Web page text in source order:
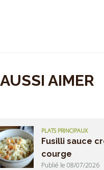
AIMER
PLATS PRINCIPAUX
Fusilli sauce
courge
Publié le 08/07/2026